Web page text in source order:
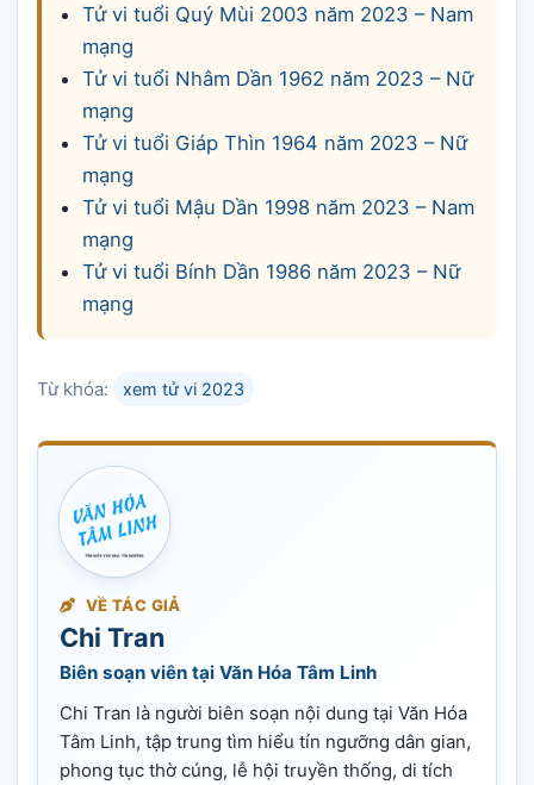
Tử vi tuổi Quý Mùi 2003 năm 2023 – Nam
mạng
Tử vi tuổi Nhâm Dần 1962 năm 2023 – Nữ
mạng
Tử vi tuổi Giáp Thìn 1964 năm 2023 – Nữ
mạng
Tử vi tuổi Mậu Dần 1998 năm 2023 – Nam
mạng
Tử vi tuổi Bính Dần 1986 năm 2023 – Nữ
mạng
Từ khóa: xem tử vi 2023
VỀ TÁC GIẢ
Chi Tran
Biên soạn viên tại Văn Hóa Tâm Linh
Chi Tran là người biên soạn nội dung tại Văn Hóa
Tâm Linh, tập trung tìm hiểu tín ngưỡng dân gian,
phong tục thờ cúng, lễ hội truyền thống, di tích